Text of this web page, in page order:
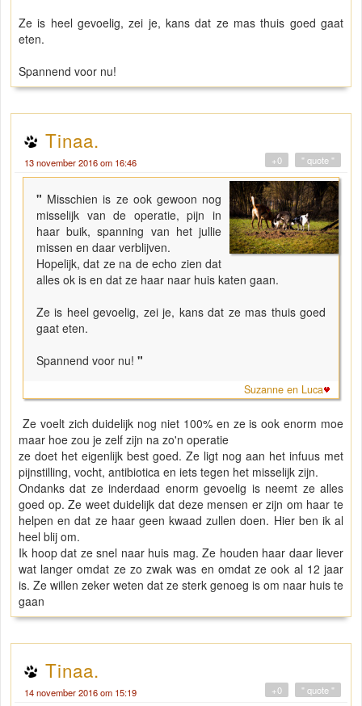
Ze is heel gevoelig, zei je, kans dat ze mas thuis goed gaat
eten.
Spannend voor nu!
Tinaa.
13 november 2016 om 16:46 " quote "
+0
" Misschien is ze ook gewoon nog
misselijk van de operatie, pijn in
haar buik, spanning van het jullie
missen en daar verblijven.
Hopelijk, dat ze na de echo zien dat
alles ok is en dat ze haar naar huis katen gaan.
Ze is heel gevoelig, zei je, kans dat ze mas thuis goed
gaat eten.
Spannend voor nu! "
Suzanne en Luca
Ze voelt zich duidelijk nog niet 100% en ze is ook enorm moe
maar hoe zou je zelf zijn na zo'n operatie
ze doet het eigenlijk best goed. Ze ligt nog aan het infuus met
pijnstilling, vocht, antibiotica en iets tegen het misselijk zijn.
Ondanks dat ze inderdaad enorm gevoelig is neemt ze alles
goed op. Ze weet duidelijk dat deze mensen er zijn om haar te
helpen en dat ze haar geen kwaad zullen doen. Hier ben ik al
heel blij om.
Ik hoop dat ze snel naar huis mag. Ze houden haar daar liever
wat langer omdat ze zo zwak was en omdat ze ook al 12 jaar
is. Ze willen zeker weten dat ze sterk genoeg is om naar huis te
gaan
Tinaa.
14 november 2016 om 15:19 " quote "
+0